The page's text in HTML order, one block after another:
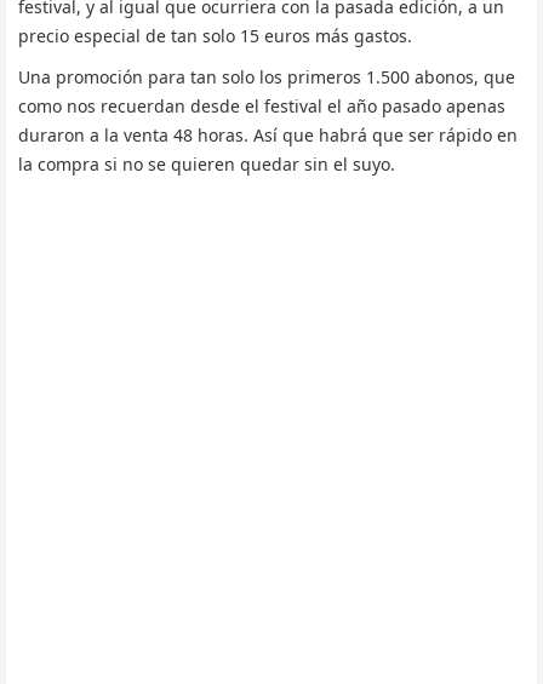
festival, y al igual que ocurriera con la pasada edición, a un
precio especial de tan solo 15 euros más gastos.
Una promoción para tan solo los primeros 1.500 abonos, que
como nos recuerdan desde el festival el año pasado apenas
duraron a la venta 48 horas. Así que habrá que ser rápido en
la compra si no se quieren quedar sin el suyo.